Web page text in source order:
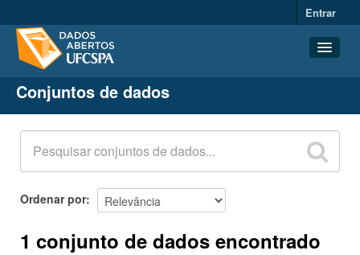
Entrar
Conjuntos de dados
Organizações
Grupos
Sobre
Conjuntos de dados
Ordenar por
1 conjunto de dados encontrado